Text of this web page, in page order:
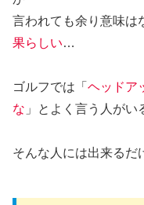
言われても余り意味は
果らしい…
ゴルフでは「 ヘッドア
な 」とよく言う人がい
そんな人には出来るだ